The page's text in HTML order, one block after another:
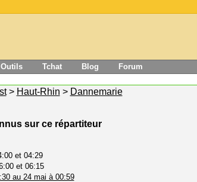
Outils Tchat Blog Forum
> Haut-Rhin > Dannemarie
sur ce répartiteur
et 04:29
et 06:15
au 24 mai à 00:59